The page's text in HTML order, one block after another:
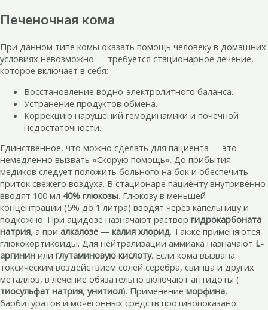
Печеночная кома
При данном типе комы оказать помощь человеку в домашних
условиях невозможно — требуется стационарное лечение,
которое включает в себя:
Восстановление водно-электролитного баланса.
Устранение продуктов обмена.
Коррекцию нарушений гемодинамики и почечной
недостаточности.
Единственное, что можно сделать для пациента — это
немедленно вызвать «Скорую помощь». До прибытия
медиков следует положить больного на бок и обеспечить
приток свежего воздуха. В стационаре пациенту внутривенно
вводят 100 мл 40% глюкозы. Глюкозу в меньшей
концентрации (5% до 1 литра) вводят через капельницу и
подкожно. При ацидозе назначают раствор гидрокарбоната
натрия, а при алкалозе — калия хлорид. Также применяются
глюкокортикоиды. Для нейтрализации аммиака назначают L-
аргинин или глутаминовую кислоту. Если кома вызвана
токсическим воздействием солей серебра, свинца и других
металлов, в лечение обязательно включают антидоты (
тиосульфат натрия, унитиол). Применение морфина,
барбитуратов и мочегонных средств противопоказано.